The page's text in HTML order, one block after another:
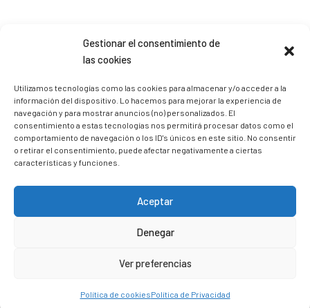
Gestionar el consentimiento de
las cookies
Utilizamos tecnologías como las cookies para almacenar y/o acceder a la
información del dispositivo. Lo hacemos para mejorar la experiencia de
navegación y para mostrar anuncios (no) personalizados. El
consentimiento a estas tecnologías nos permitirá procesar datos como el
comportamiento de navegación o los ID's únicos en este sitio. No consentir
o retirar el consentimiento, puede afectar negativamente a ciertas
características y funciones.
Aceptar
Denegar
Ver preferencias
Política de cookiesPolítica de Privacidad
Sígueme en Instagram
trizia_comopedroporsucasa
Freelance | Web | RRSS
Mi tienda de productos ECO
@lacatalina.shop
Alquila tu Autocaravana en
@caravana_go
Mi blog de viajes